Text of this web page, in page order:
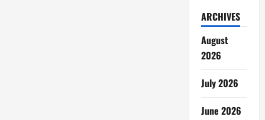
ARCHIVES
August
2026
July 2026
June 2026